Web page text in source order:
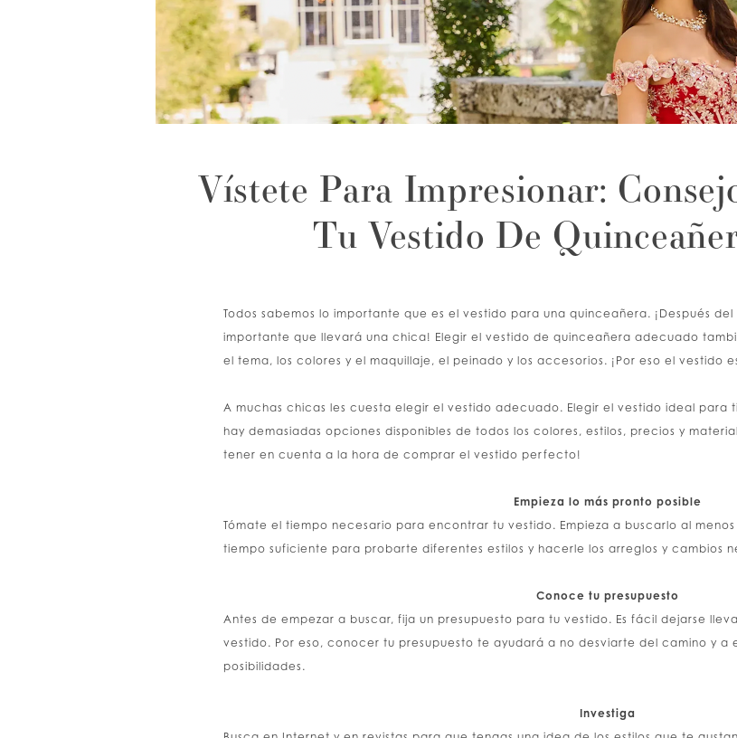
Vístete Para Impresionar:
Tu Vestido De
Todos sabemos lo importante que es el vestido para una quinceañera. ¡Después
importante que llevará una chica! Elegir el vestido de quinceañera adecuado
el tema, los colores y el maquillaje, el peinado y los accesorios. ¡Por eso el vestido
A muchas chicas les cuesta elegir el vestido adecuado. Elegir el vestido ideal para
hay demasiadas opciones disponibles de todos los colores, estilos, precios y
tener en cuenta a la hora de comprar el vestido perfecto!
Empieza lo más pronto posible
Tómate el tiempo necesario para encontrar tu vestido. Empieza a buscarlo al
tiempo suficiente para probarte diferentes estilos y hacerle los arreglos y cambios
Conoce tu presupuesto
Antes de empezar a buscar, fija un presupuesto para tu vestido. Es fácil dejarse
vestido. Por eso, conocer tu presupuesto te ayudará a no desviarte del camino y a
posibilidades.
Investiga